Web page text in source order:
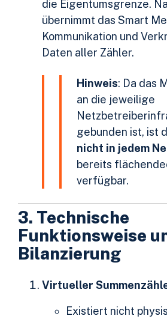
die Eigentumsgrenze.
übernimmt das Smart
Kommunikation und
Daten aller Zähler.
Hinweis: Da das
an die jeweilige
gebunden ist, ist
nicht in jedem
bereits
verfügbar.
3. Technische
Funktionsweise
Bilanzierung
Virtueller
Existiert nicht